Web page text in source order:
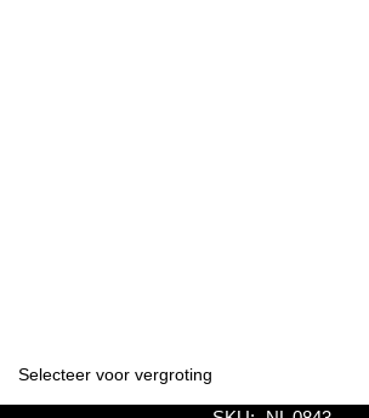
Selecteer voor vergroting